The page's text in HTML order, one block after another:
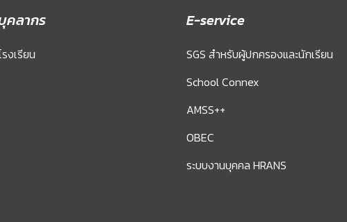
คลากร
งเรียน
E-service
SGS สำหรับผู้ปกครองและนักเรียน
School Connex
AMSS++
OBEC
ระบบงานบุคคล HRANS